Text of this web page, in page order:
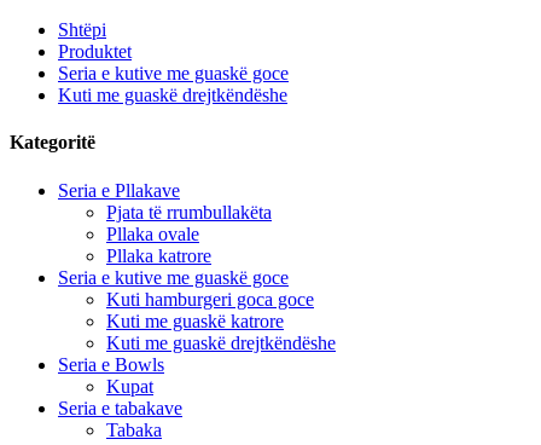
Shtëpi
Produktet
Seria e kutive me guaskë goce
Kuti me guaskë drejtkëndëshe
Kategoritë
Seria e Pllakave
Pjata të rrumbullakëta
Pllaka ovale
Pllaka katrore
Seria e kutive me guaskë goce
Kuti hamburgeri goca goce
Kuti me guaskë katrore
Kuti me guaskë drejtkëndëshe
Seria e Bowls
Kupat
Seria e tabakave
Tabaka